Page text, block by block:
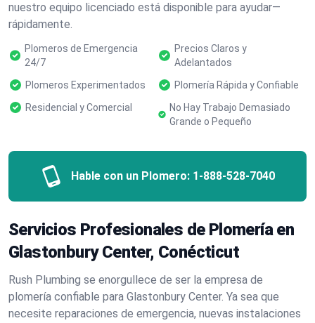
nuestro equipo licenciado está disponible para ayudar—
rápidamente.
Plomeros de Emergencia
24/7
Precios Claros y
Adelantados
Plomeros Experimentados
Plomería Rápida y Confiable
Residencial y Comercial
No Hay Trabajo Demasiado
Grande o Pequeño
Hable con un Plomero: 1-888-528-7040
Servicios Profesionales de Plomería en
Glastonbury Center, Conécticut
Rush Plumbing se enorgullece de ser la empresa de
plomería confiable para Glastonbury Center. Ya sea que
necesite reparaciones de emergencia, nuevas instalaciones